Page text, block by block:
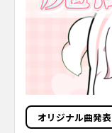
オリジナル曲発表